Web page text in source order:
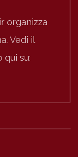
organizza
Vedi il
qui su: